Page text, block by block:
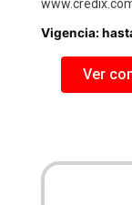
Vigencia:
Ver